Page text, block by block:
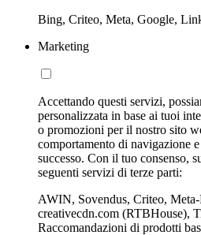
Bing, Criteo, Meta, Google,
Marketing
Accettando questi servizi,
personalizzata in base ai tuoi
o promozioni per il nostro sito
comportamento di navigazione
successo. Con il tuo consenso,
seguenti servizi di terze parti:
AWIN, Sovendus, Criteo,
creativecdn.com (RTBHouse),
Raccomandazioni di prodotti